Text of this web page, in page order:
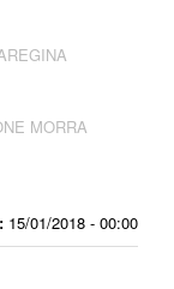
15/01/2018 - 00:00
MORRA